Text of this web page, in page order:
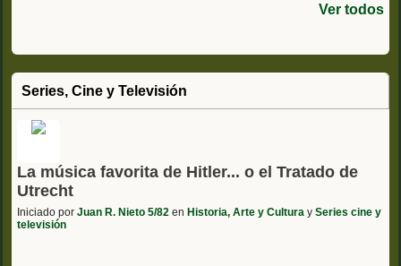
Ver todos
Series, Cine y Televisión
La música favorita de Hitler... o el Tratado de
Utrecht
Iniciado por Juan R. Nieto 5/82 en Historia, Arte y Cultura y Series cine y
televisión